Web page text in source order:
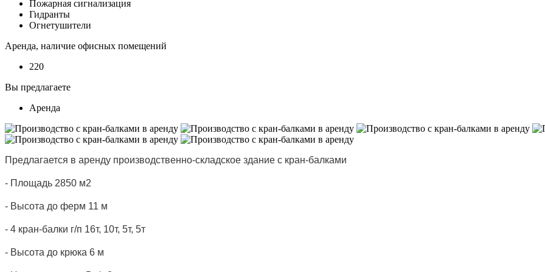
Пожарная сигнализация
Гидранты
Огнетушители
Аренда, наличие офисных помещений
220
Вы предлагаете
Аренда
Предлагается в аренду производственно-складское здание с кран-балками
- Площадь 2850 м2
- Высота до ферм 11 м
- 4 кран-балки г/п 16т, 10т, 5т, 5т
- Высота до крюка 6 м